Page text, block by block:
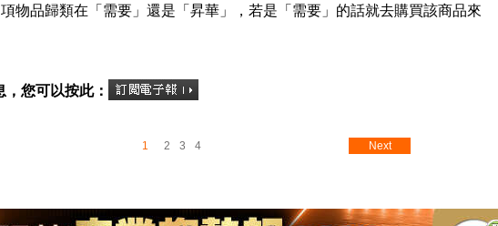
物品歸類在「需要」還是「昇華」，若是「需要」的話就去購買該商品來
您可以按此：
1 2 3 4 Next